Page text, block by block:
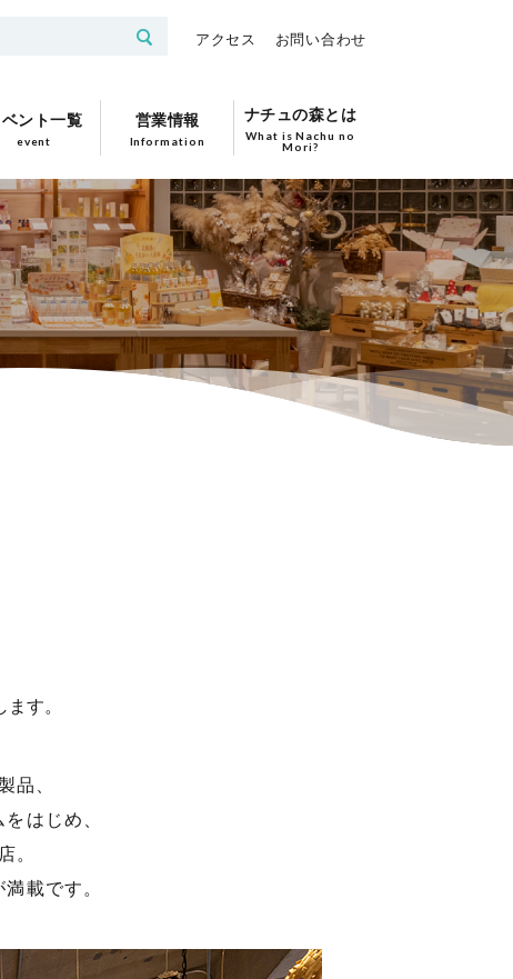
アクセス お問い合わせ
ント一覧
event
営業情報
Information
ナチュの森とは
What is Nachu no
Mori?
す。
品、
はじめ、
。
載です。